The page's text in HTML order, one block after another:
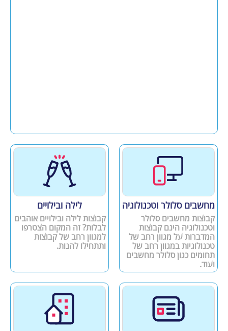
מחשבים סלולר וטכנולוגיה
קבוצות מחשבים סלולר
וטכנולוגיה הינם קבוצות
המדברות על מגוון רחב של
טכנולוגיות במגוון רחב של
תחומים כגון סלולר מחשבים
ועוד.
לילה ובילויים
קבוצות לילה ובילויים אוהבים
לבלות? זה המקום הצטרפו
למגוון רחב של קבוצות
ותתחילו להנות.